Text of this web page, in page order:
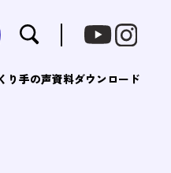
り手の声資料ダウンロード